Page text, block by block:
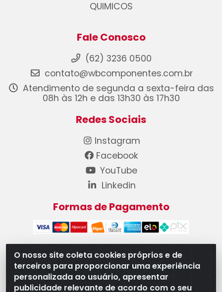
O nosso site coleta cookies próprios e de
terceiros para proporcionar uma experiência
personalizada ao usuário, apresentar
publicidade relevante de acordo com o seu
QUIMICOS
Fale Conosco
(62) 3236 0500
contato@wbcomponentes.com.br
Atendimento de segunda a sexta-feira das
08h às 12h e das 13h30 às 17h30
Redes Sociais
Instagram
Facebook
YouTube
Linkedin
Formas de Pagamento
WB Componentes Automotivos LTDA - CNPJ
08.528.393/0001-12 - Rua do Níquel, 667 - Parque
Oeste Industrial, Goiânia/GO - CEP 74375-660